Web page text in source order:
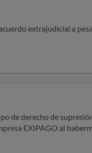
extrajudicial a
de derecho de